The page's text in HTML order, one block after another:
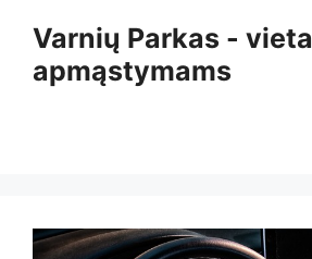
turinio
Varnių Parkas - vieta
apmąstymams